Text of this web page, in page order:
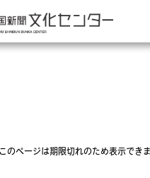
このページは期限切れのため表示できま